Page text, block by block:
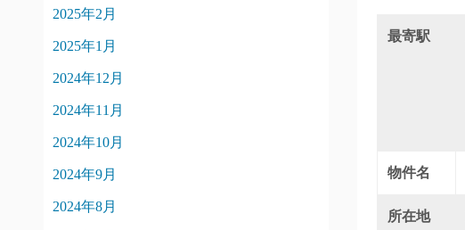
最寄駅
物件名
所在地
2025年2月
2025年1月
2024年12月
2024年11月
2024年10月
2024年9月
2024年8月